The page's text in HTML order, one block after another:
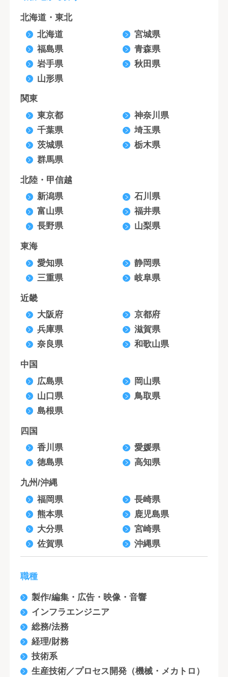
北海道・東北
北海道
宮城県
福島県
青森県
岩手県
秋田県
山形県
関東
東京都
神奈川県
千葉県
埼玉県
茨城県
栃木県
群馬県
北陸・甲信越
新潟県
石川県
富山県
福井県
長野県
山梨県
東海
愛知県
静岡県
三重県
岐阜県
近畿
大阪府
京都府
兵庫県
滋賀県
奈良県
和歌山県
中国
広島県
岡山県
山口県
鳥取県
島根県
四国
香川県
愛媛県
徳島県
高知県
九州/沖縄
福岡県
長崎県
熊本県
鹿児島県
大分県
宮崎県
佐賀県
沖縄県
職種
製作/編集・広告・映像・音響
インフラエンジニア
総務/法務
経理/財務
技術系
生産技術／プロセス開発（機械・メカトロ）